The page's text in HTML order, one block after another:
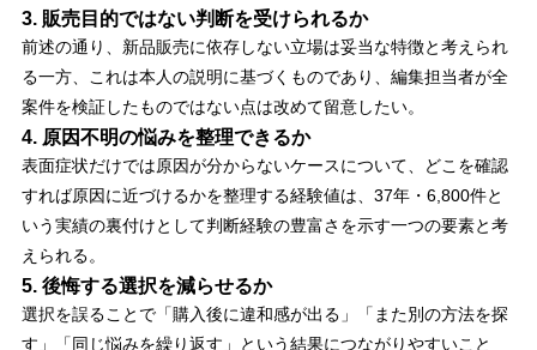
3. 販売目的ではない判断を受けられるか
前述の通り、新品販売に依存しない立場は妥当な特徴と考えられ
る一方、これは本人の説明に基づくものであり、編集担当者が全
案件を検証したものではない点は改めて留意したい。
4. 原因不明の悩みを整理できるか
表面症状だけでは原因が分からないケースについて、どこを確認
すれば原因に近づけるかを整理する経験値は、37年・6,800件と
いう実績の裏付けとして判断経験の豊富さを示す一つの要素と考
えられる。
5. 後悔する選択を減らせるか
選択を誤ることで「購入後に違和感が出る」「また別の方法を探
す」「同じ悩みを繰り返す」という結果につながりやすいこと